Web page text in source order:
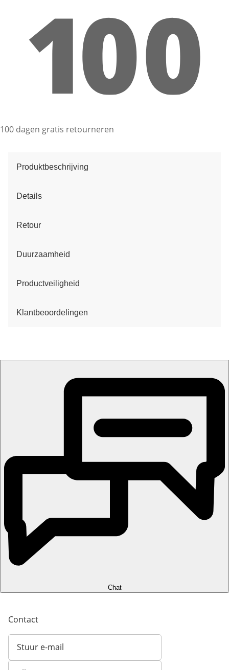
100 dagen gratis retourneren
Produktbeschrijving
Details
Retour
Duurzaamheid
Productveiligheid
Klantbeoordelingen
Chat
Contact
Stuur e-mail
Opent e-mailclient